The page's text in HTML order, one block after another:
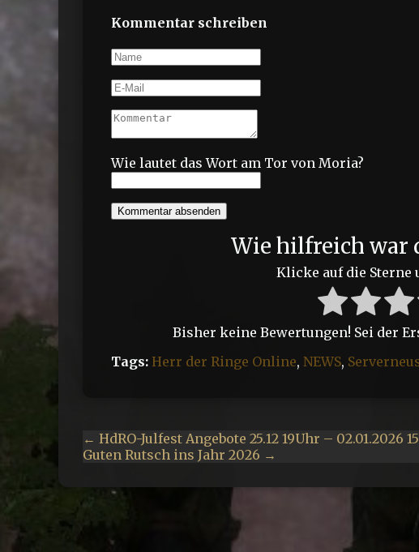
Kommentar schreiben
Wie lautet das Wort am Tor von Moria?
Kommentar absenden
Wie hilfreich war
Klicke auf die Sterne
Bisher keine Bewertungen! Sei der
Tags: Herr der Ringe Online, NEWS,
← HdRO-Julfest Angebote 25.12 19Uhr – 02.01.2026
Guten Rutsch ins Jahr 2026 →